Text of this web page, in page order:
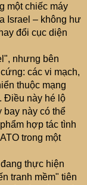
một chiếc máy
Israel – không hư
đổi cục diện
nhưng bên
các vi mạch,
thuộc mạng
Điều này hé lộ
bay này có thể
hợp tác tình
trong một
thực hiện
tranh mềm" tiên